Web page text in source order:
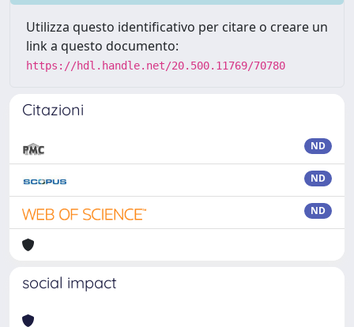
Utilizza questo identificativo per citare o creare un
link a questo documento:
https://hdl.handle.net/20.500.11769/70780
Citazioni
ND
ND
ND
social impact